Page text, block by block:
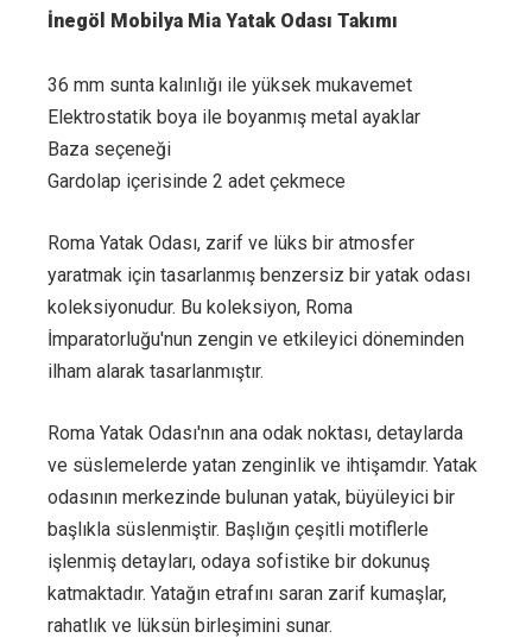
İnegöl Mobilya Mia Yatak Odası Takımı
36 mm sunta kalınlığı ile yüksek mukavemet
Elektrostatik boya ile boyanmış metal ayaklar
Baza seçeneği
Gardolap içerisinde 2 adet çekmece
Roma Yatak Odası, zarif ve lüks bir atmosfer
yaratmak için tasarlanmış benzersiz bir yatak odası
koleksiyonudur. Bu koleksiyon, Roma
İmparatorluğu'nun zengin ve etkileyici döneminden
ilham alarak tasarlanmıştır.
Roma Yatak Odası'nın ana odak noktası, detaylarda
ve süslemelerde yatan zenginlik ve ihtişamdır. Yatak
odasının merkezinde bulunan yatak, büyüleyici bir
başlıkla süslenmiştir. Başlığın çeşitli motiflerle
işlenmiş detayları, odaya sofistike bir dokunuş
katmaktadır. Yatağın etrafını saran zarif kumaşlar,
rahatlık ve lüksün birleşimini sunar.